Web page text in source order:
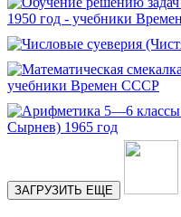
ЗАГРУЗИТЬ ЕЩЕ